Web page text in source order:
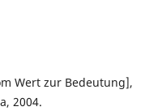
Wert zur Bedeutung],
2004.